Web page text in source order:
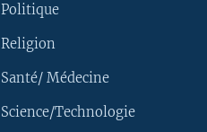
Politique
Religion
Santé/ Médecine
Science/Technologie